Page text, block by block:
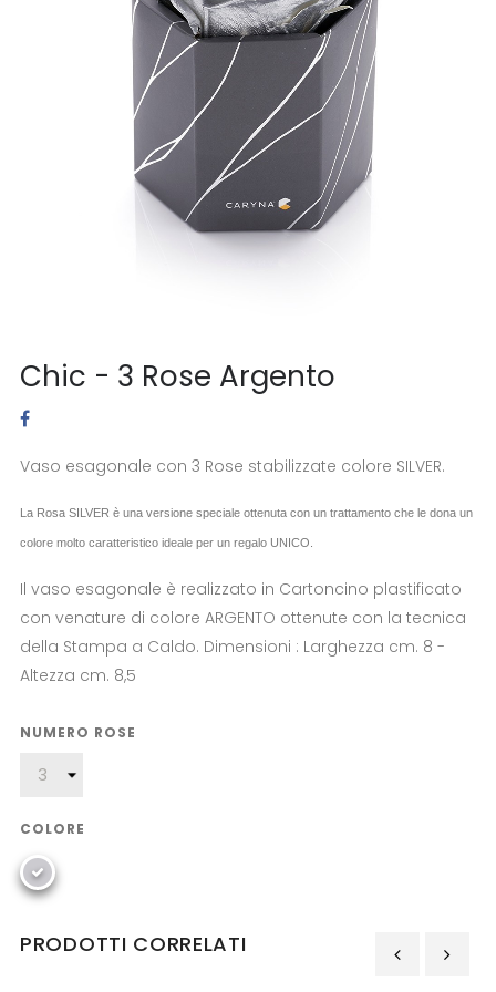
Chic - 3 Rose Argento
Vaso esagonale con 3 Rose stabilizzate colore SILVER.
La Rosa SILVER è una versione speciale ottenuta con un trattamento che le dona un
colore molto caratteristico ideale per un regalo UNICO.
Il vaso esagonale è realizzato in Cartoncino plastificato
con venature di colore ARGENTO ottenute con la tecnica
della Stampa a Caldo. Dimensioni : Larghezza cm. 8 -
Altezza cm. 8,5
NUMERO ROSE
COLORE
PRODOTTI CORRELATI